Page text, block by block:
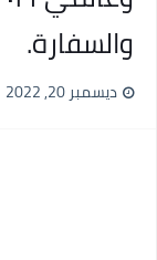
والسفارة.
ديسمبر 20, 2022